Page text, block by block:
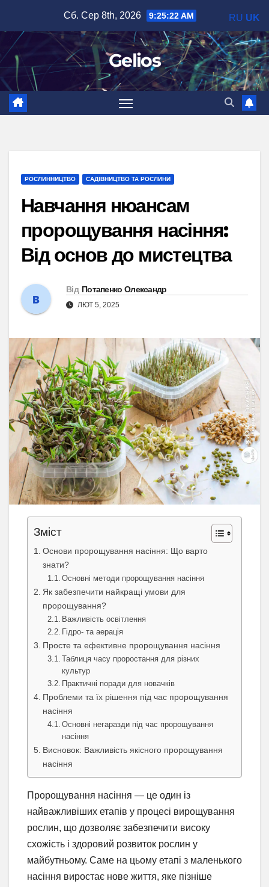
вмісту
Сб. Сер 8th, 2026 9:25:23 AM
Gelios
РОСЛИННИЦТВО САДІВНИЦТВО ТА РОСЛИНИ
Навчання нюансам
пророщування насіння:
Від основ до мистецтва
Від Потапенко Олександр
ЛЮТ 5, 2025
Зміст
Основи пророщування насіння: Що варто
знати?
Основні методи пророщування насіння
Як забезпечити найкращі умови для
пророщування?
Важливість освітлення
Гідро- та аерація
Просте та ефективне пророщування насіння
Таблиця часу проростання для різних
культур
Практичні поради для новачків
Проблеми та їх рішення під час пророщування
насіння
Основні негаразди під час пророщування
насіння
Висновок: Важливість якісного пророщування
насіння
Пророщування насіння — це один із
найважливіших етапів у процесі вирощування
рослин, що дозволяє забезпечити високу
схожість і здоровий розвиток рослин у
майбутньому. Саме на цьому етапі з маленького
насіння виростає нове життя, яке пізніше
RU UK